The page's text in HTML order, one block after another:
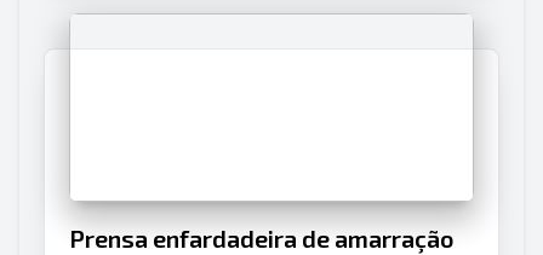
Prensa enfardadeira de amarração